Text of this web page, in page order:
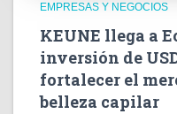
EMPRESAS Y NEGOCIOS
KEUNE llega a
inversión de
fortalecer el
belleza capilar